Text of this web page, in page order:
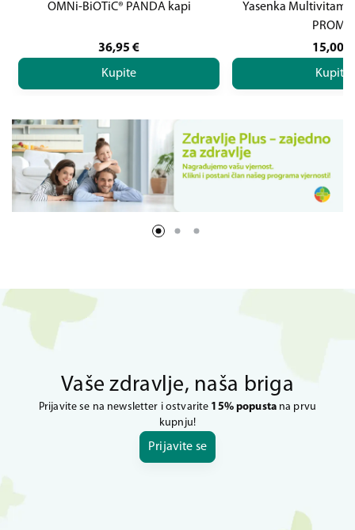
OMNi-BiOTiC® PANDA kapi
36,95 €
Kupite
Yasenka
PROMO
15,00
Kupite
Vaše zdravlje, naša briga
Prijavite se na newsletter i ostvarite 15% popustana prvu
kupnju!
Prijavite se